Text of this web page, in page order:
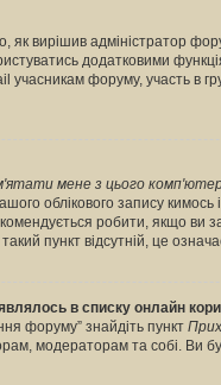
як вирішив адміністратор
додатковими
форуму, участь в
мене з цього
облікового запису
робити, якщо
пункт відсутній, це
в списку онлайн
форуму” знайдіть пункт
модераторам та собі. Ви